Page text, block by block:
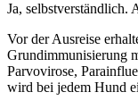
Ja, selbstverständlich.
Vor der Ausreise
Grundimmunisierung
Parvovirose,
wird bei jedem Hund